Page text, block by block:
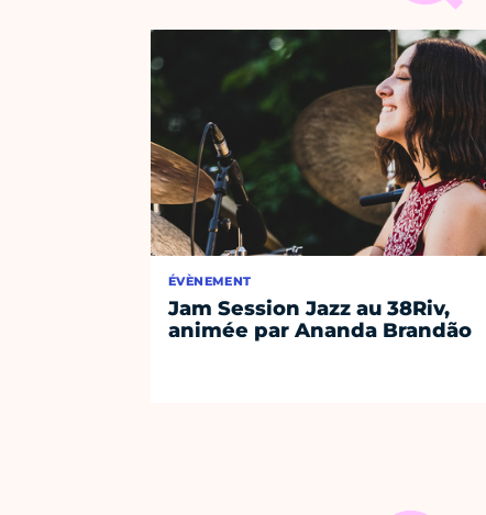
ÉVÈNEMENT
Jam Session Jazz au 38Riv,
animée par Ananda Brandão